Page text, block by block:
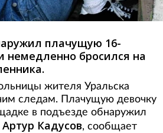
плачущую 16-
немедленно бросился на
жителя Уральска
следам. Плачущую девочку
в подъезде обнаружил
Артур Кадусов, сообщает